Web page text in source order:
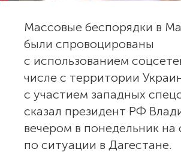
Массовые беспорядки в
были спровоцированы
с использованием
числе с территории
с участием западных
сказал президент РФ
вечером в понедельник
по ситуации в Дагестане.